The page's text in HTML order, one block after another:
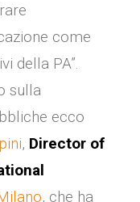
come
della PA”.
sulla
ecco
, Director of
, che ha